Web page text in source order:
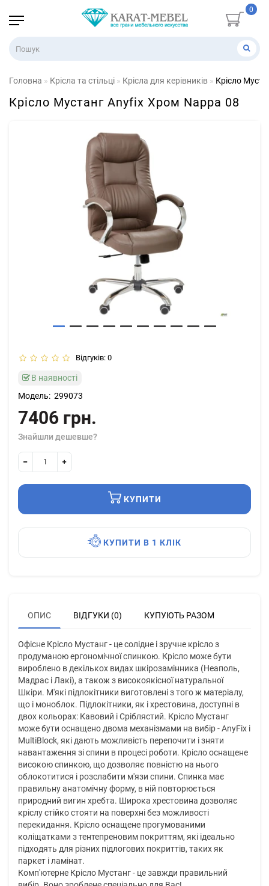
0
Головна Крісла та стільці Крісла для керівників Крiсло
Крiсло Мустанг Anyfix Хром Nappa 08
Відгуків: 0
В наявності
Модель: 299073
7406 грн.
Знайшли дешевше?
КУПИТИ
КУПИТИ В 1 КЛІК
ОПИС ВІДГУКИ (0) КУПУЮТЬ РАЗОМ
Офісне Крісло Мустанг - це солідне і зручне крісло з
продуманою ергономічної спинкою. Крісло може бути
вироблено в декількох видах шкірозамінника (Неаполь,
Мадрас і Лакі), а також з високоякісної натуральної
Шкіри. М'які підлокітники виготовлені з того ж матеріалу,
що і моноблок. Підлокітники, як і хрестовина, доступні в
двох кольорах: Кавовий і Сріблястий. Крісло Мустанг
може бути оснащено двома механізмами на вибір - AnyFix і
MultiBlock, які дають можливість перепочити і зняти
навантаження зі спини в процесі роботи. Крісло оснащене
високою спинкою, що дозволяє повністю на нього
облокотитися і розслабити м'язи спини. Спинка має
правильну анатомічну форму, в ній повторюється
природний вигин хребта. Широка хрестовина дозволяє
кріслу стійко стояти на поверхні без можливості
перекидання. Крісло оснащене прогумованими
коліщатками з тентепреновим покриттям, які ідеально
підходять для різних підлогових покриттів, таких як
паркет і ламінат.
Комп'ютерне Крісло Мустанг - це завжди правильний